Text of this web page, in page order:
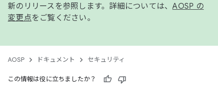
新のリリースを参照します。詳細については、AOSP の
変更点をご覧ください。
AOSP ドキュメント セキュリティ
この情報は役に立ちましたか？